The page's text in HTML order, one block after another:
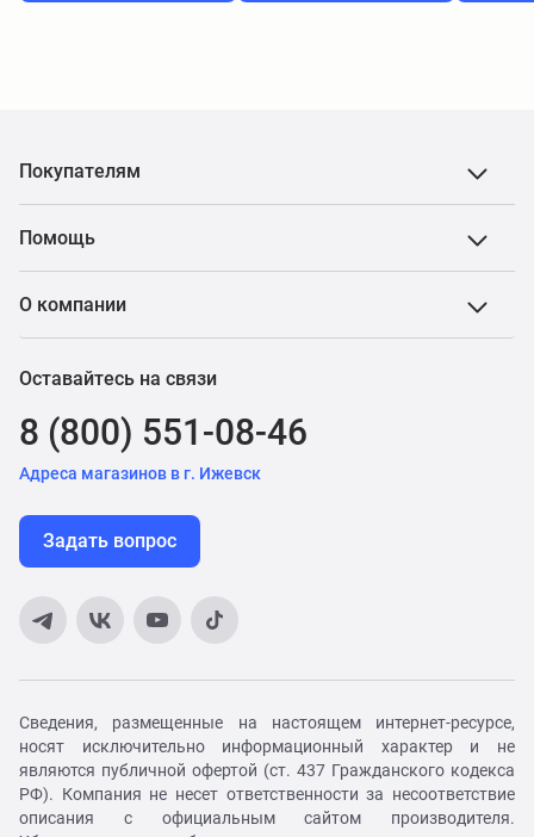
Покупателям
Помощь
О компании
Оставайтесь на связи
8 (800) 551-08-46
Адреса магазинов в г. Ижевск
Задать вопрос
Сведения, размещенные на настоящем интернет-ресурсе,
носят исключительно информационный характер и не
являются публичной офертой (ст. 437 Гражданского кодекса
РФ). Компания не несет ответственности за несоответствие
описания с официальным сайтом производителя.